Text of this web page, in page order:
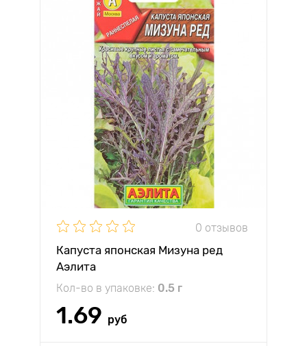
0 отзывов
Капуста японская Мизуна ред
Аэлита
Кол-во в упаковке: 0.5 г
1.69 руб